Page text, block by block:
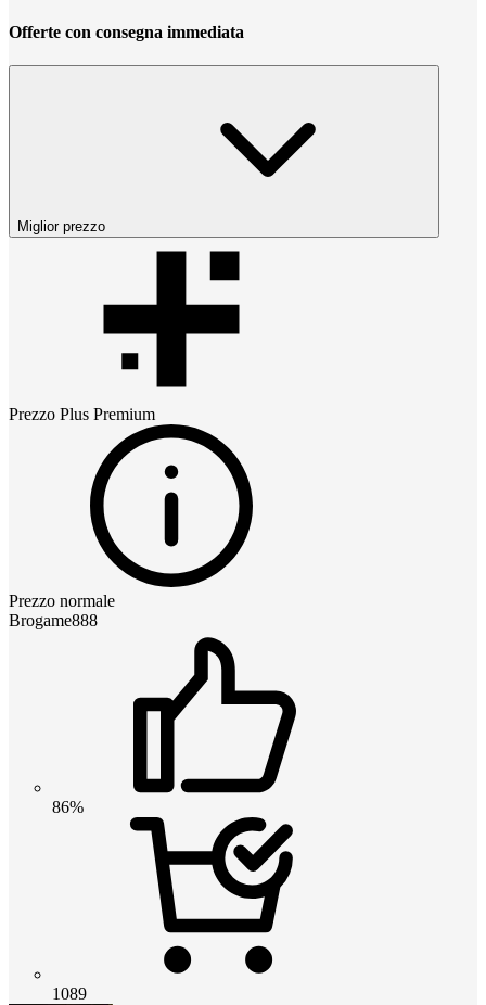
Offerte con consegna immediata
Miglior prezzo
Prezzo Plus Premium
Prezzo normale
Brogame888
86%
1089